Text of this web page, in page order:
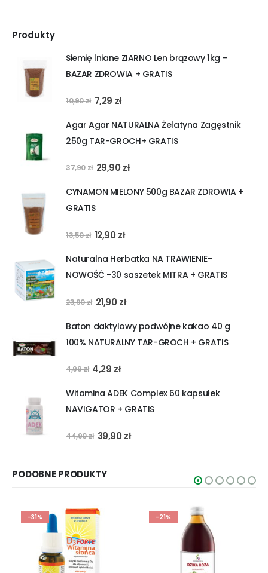
Produkty
Siemię lniane ZIARNO Len brązowy 1kg -
BAZAR ZDROWIA + GRATIS
10,90zł Pierwotna
wynosiła:
10,90 zł.
7,29 złAktualna
wynosi:
7,29 zł.
Agar Agar NATURALNA Żelatyna Zagęstnik
250g TAR-GROCH+ GRATIS
37,90zł Pierwotna
wynosiła:
37,90 zł.
29,90 złAktualna
wynosi:
CYNAMON MIELONY 500g BAZAR ZDROWIA +
GRATIS
13,50zł Pierwotna
wynosiła:
13,50 zł.
12,90 złAktualna
wynosi:
12,90 zł.
Naturalna Herbatka NA TRAWIENIE-
NOWOŚĆ -30 saszetek MITRA + GRATIS
23,90zł Pierwotna
wynosiła:
23,90 zł.
21,90 złAktualna
wynosi:
21,90 zł.
Baton daktylowy podwójne kakao 40 g
100% NATURALNY TAR-GROCH + GRATIS
4,99zł Pierwotna
wynosiła:
4,99 zł.
4,29 złAktualna
wynosi:
4,29 zł.
Witamina ADEK Complex 60 kapsułek
NAVIGATOR + GRATIS
44,90zł Pierwotna
44,90 zł.
39,90 złAktualna
PODOBNE PRODUKTY
-31% -21%